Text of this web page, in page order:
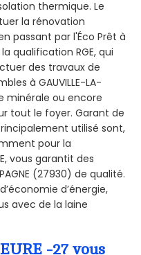
thermique. Le
la rénovation
passant par l'Éco Prêt à
qualification RGE, qui
des travaux de
à GAUVILLE-LA-
minérale ou encore
tout le foyer. Garant de
utilisé sont,
pour la
vous garantit des
(27930) de qualité.
d’énergie,
avec de la laine
-27 vous